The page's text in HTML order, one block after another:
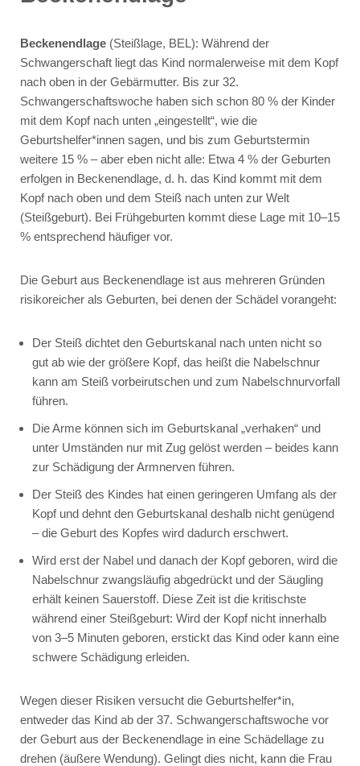
Beckenendlage (Steißlage, BEL): Während der
Schwangerschaft liegt das Kind normalerweise mit dem Kopf
nach oben in der Gebärmutter. Bis zur 32.
Schwangerschaftswoche haben sich schon 80 % der Kinder
mit dem Kopf nach unten „eingestellt“, wie die
Geburtshelfer*innen sagen, und bis zum Geburtstermin
weitere 15 % – aber eben nicht alle: Etwa 4 % der Geburten
erfolgen in Beckenendlage, d. h. das Kind kommt mit dem
Kopf nach oben und dem Steiß nach unten zur Welt
(Steißgeburt). Bei Frühgeburten kommt diese Lage mit 10–15
% entsprechend häufiger vor.
Die Geburt aus Beckenendlage ist aus mehreren Gründen
risikoreicher als Geburten, bei denen der Schädel vorangeht:
Der Steiß dichtet den Geburtskanal nach unten nicht so
gut ab wie der größere Kopf, das heißt die Nabelschnur
kann am Steiß vorbeirutschen und zum Nabelschnurvorfall
führen.
Die Arme können sich im Geburtskanal „verhaken“ und
unter Umständen nur mit Zug gelöst werden – beides kann
zur Schädigung der Armnerven führen.
Der Steiß des Kindes hat einen geringeren Umfang als der
Kopf und dehnt den Geburtskanal deshalb nicht genügend
– die Geburt des Kopfes wird dadurch erschwert.
Wird erst der Nabel und danach der Kopf geboren, wird die
Nabelschnur zwangsläufig abgedrückt und der Säugling
erhält keinen Sauerstoff. Diese Zeit ist die kritischste
während einer Steißgeburt: Wird der Kopf nicht innerhalb
von 3–5 Minuten geboren, erstickt das Kind oder kann eine
schwere Schädigung erleiden.
Wegen dieser Risiken versucht die Geburtshelfer*in,
entweder das Kind ab der 37. Schwangerschaftswoche vor
der Geburt aus der Beckenendlage in eine Schädellage zu
drehen (äußere Wendung). Gelingt dies nicht, kann die Frau